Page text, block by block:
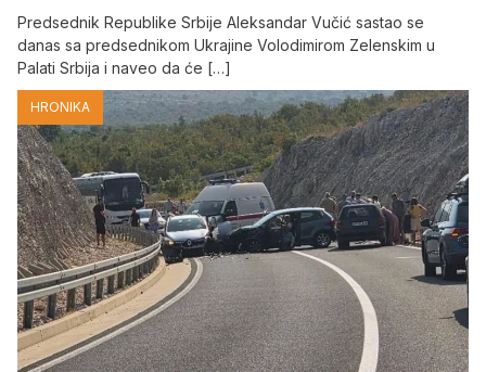
Predsednik Republike Srbije Aleksandar Vučić sastao se
danas sa predsednikom Ukrajine Volodimirom Zelenskim u
Palati Srbija i naveo da će […]
HRONIKA